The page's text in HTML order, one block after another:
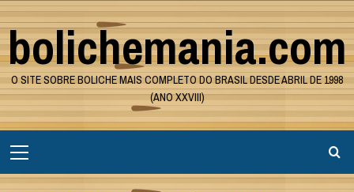
Skip
to
content
bolichemania.com
O SITE SOBRE BOLICHE MAIS COMPLETO DO BRASIL DESDE ABRIL DE 1998
(ANO XXVIII)
Menu